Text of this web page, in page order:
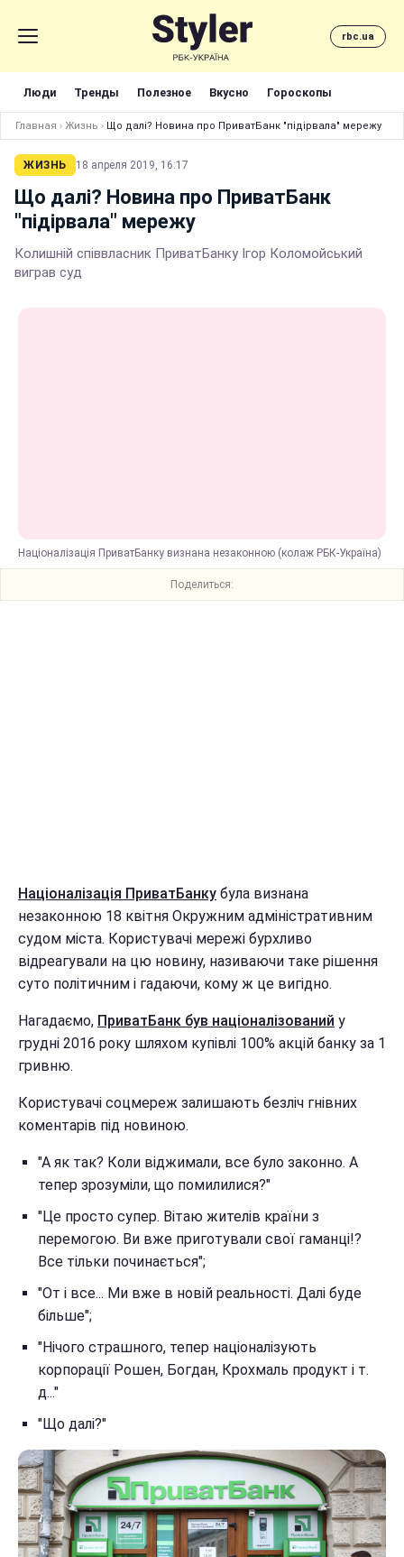
rbc.ua
Люди Тренды Полезное Вкусно Гороскопы
Главная › Жизнь › Що далі? Новина про ПриватБанк "підірвала" мережу
ЖИЗНЬ 18 апреля 2019, 16:17
Що далі? Новина про ПриватБанк
"підірвала" мережу
Колишній співвласник ПриватБанку Ігор Коломойський
виграв суд
Націоналізація ПриватБанку визнана незаконною (колаж РБК-Україна)
Поделиться:
Націоналізація ПриватБанку була визнана
незаконною 18 квітня Окружним адміністративним
судом міста. Користувачі мережі бурхливо
відреагували на цю новину, називаючи таке рішення
суто політичним і гадаючи, кому ж це вигідно.
Нагадаємо, ПриватБанк був націоналізований у
грудні 2016 року шляхом купівлі 100% акцій банку за 1
гривню.
Користувачі соцмереж залишають безліч гнівних
коментарів під новиною.
"А як так? Коли віджимали, все було законно. А
тепер зрозуміли, що помилилися?"
"Це просто супер. Вітаю жителів країни з
перемогою. Ви вже приготували свої гаманці!?
Все тільки починається";
"От і все... Ми вже в новій реальності. Далі буде
більше";
"Нічого страшного, тепер націоналізують
корпорації Рошен, Богдан, Крохмаль продукт і т.
д..."
"Що далі?"